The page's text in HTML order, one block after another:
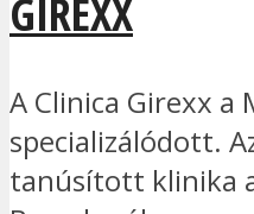
GIREXX
A Clinica Girexx a
specializálódott.
tanúsított klinika